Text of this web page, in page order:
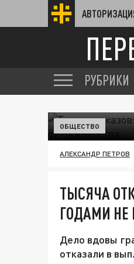
РУБРИКИ
ОБЩЕСТВО
АЛЕКСАНДР ПЕТРОВ
ТЫСЯЧА
ГОДАМИ НЕ
Дело вдовы
отказали в